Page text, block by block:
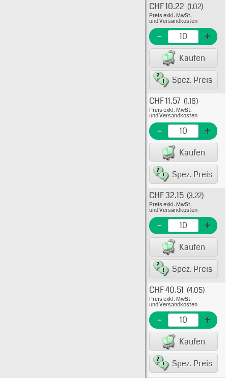
EME
CHF 10.22 (1.02)
Preis exkl. MwSt.
und Versandkosten
- +
Kaufen
Spez. Preis
EME
CHF 11.57 (1.16)
Preis exkl. MwSt.
und Versandkosten
- +
Kaufen
Spez. Preis
EME
CHF 32.15 (3.22)
Preis exkl. MwSt.
und Versandkosten
- +
Kaufen
Spez. Preis
EME
CHF 40.51 (4.05)
Preis exkl. MwSt.
und Versandkosten
- +
Kaufen
Spez. Preis